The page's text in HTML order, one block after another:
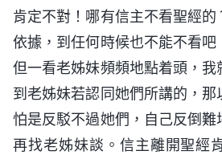
肯定不對！哪有信主不看聖經
依據，到任何時候也不能不看吧
但一看老姊妹頻頻地點着頭，我
到老姊妹若認同她們所講的，
怕是反駁不過她們，自己反倒難
再找老姊妹談。信主離開聖經